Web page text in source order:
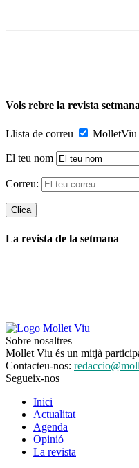
Vols rebre la revista
Llista de correu MolletViu
El teu nom
Correu:
La revista de la setmana
Sobre nosaltres
Mollet Viu és un mitjà
Contacteu-nos:
Segueix-nos
Inici
Actualitat
Agenda
Opinió
La revista